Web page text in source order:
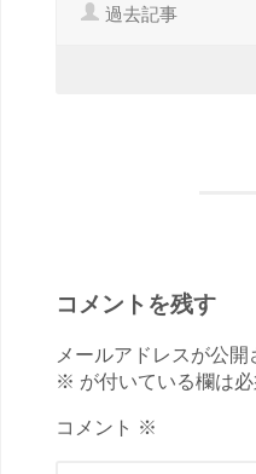
過去記事
コメントを残す
メールアドレスが公開
※ が付いている欄は
コメント ※